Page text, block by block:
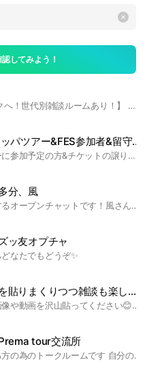
してみよう！
挨拶不要！ 【情報はトークへ！世代別雑談ルームあり！】 最新情報,貴重な情報,映像,画像をどこよりも早く! ⚠入室後、必ずノートにあるルールと雑談部屋を見てから始めてください！ 藤井風
参加者&留守番組で日本人の参戦に賛成の人
藤井風さんのアジアツアーに参加予定の方&チケットの譲り先を探してる方&チケットはまだ手に入れてないが参加希望の方&留守番組だけど日本人の参戦に肯定的👍であたたかく見守り隊人、今後の風さんの海外ツアー参戦のために把握しておきたい方のチャットです。ひとりぼっちの参戦で初めてで不安な方、ここで情報交換しながら、あわよくば会場で会いましょう♪自己紹介も必ずお願いします！
分、風
藤井風さんについて雑談するオープンチャットです！風さん関係ない話もしてます😊ゆるく楽しんでください😉
ッ友オプチャ
なたでもどうぞ✨
りつつ雑談も楽しめる平和なお部屋🍃🍃🍃
名前の通り藤井風さんの画像や動画を沢山貼ってください😊雑談もみなさんで楽しめたら嬉しいです🎶
tour交流所
藤井風さんを応援している方の為のトークルームです 自分の住んでいる所に風民さんが居なくて寂しい😞 風くんファンの方と気持ちを共有したい🥰 等、風くんファンの方なら誰でもご参加頂けます😉 一緒に雑談も兼ねて応援しませんか😄 また、2026年に開催するPrema Tour、FUJI ROCK2026の交流をします🍃 ライブへ行く方や行きたいと考えている方、ぼっち参加で心配の方等もぜひこちらで交流しましょう😊 #藤井風 #fujiikaze #Prema #フジロック #FUJI ROCK